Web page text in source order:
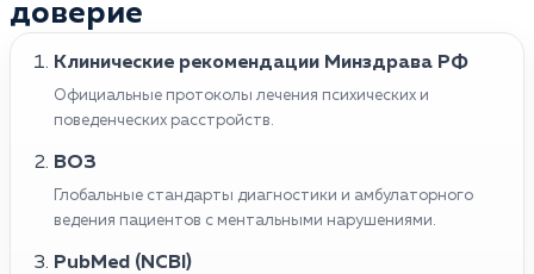
доверие
Клинические рекомендации Минздрава РФ
Официальные протоколы лечения психических и
поведенческих расстройств.
ВОЗ
Глобальные стандарты диагностики и амбулаторного
ведения пациентов с ментальными нарушениями.
PubMed (NCBI)